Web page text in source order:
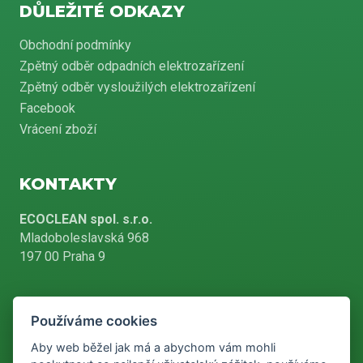
DŮLEŽITÉ ODKAZY
Obchodní podmínky
Zpětný odběr odpadních elektrozařízení
Zpětný odběr vysloužilých elektrozařízení
Facebook
Vrácení zboží
KONTAKTY
ECOCLEAN spol. s.r.o.
Mladoboleslavská 968
197 00 Praha 9
+420 226 804 900
Používáme cookies
Aby web běžel jak má a abychom vám mohli